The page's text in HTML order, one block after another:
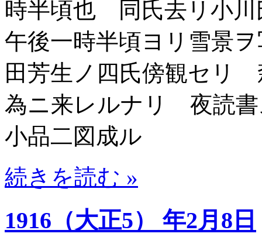
時半頃也 同氏去リ小
午後一時半頃ヨリ雪
田芳生ノ四氏傍観セリ
為ニ来レルナリ 夜読
小品二図成ル
続きを読む »
1916（大正5） 年2月8日